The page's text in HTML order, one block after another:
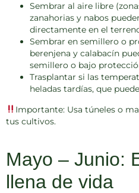
Sembrar al aire libre
zanahorias y nabos
directamente en el
Sembrar en semillero o
berenjena y calabacín
semillero o bajo
Trasplantar si las
heladas tardías, que
Importante:Usa túneles o
tus cultivos.
Mayo – Junio:
llena de vida